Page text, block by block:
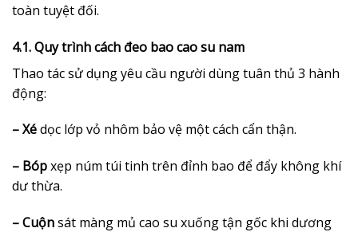
toàn tuyệt đối.
4.1. Quy trình cách đeo bao cao su nam
Thao tác sử dụng yêu cầu người dùng tuân thủ 3 hành
động:
– Xédọc lớp vỏ nhôm bảo vệ một cách cẩn thận.
– Bópxẹp núm túi tinh trên đỉnh bao để đẩy không khí
dư thừa.
– Cuộnsát màng mủ cao su xuống tận gốc khi dương